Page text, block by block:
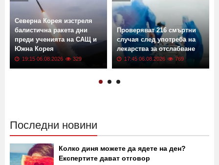
Северна Корея изстреля
балистична ракета дни
преди ученията на САЩ и
Южна Корея
19:15 06.08.2026 329
Проверяват 216 смъртни
случая след употреба на
лекарства за отслабване
17:45 06.08.2026 769
Последни новини
Колко диня можете да ядете на ден?
Експертите дават отговор